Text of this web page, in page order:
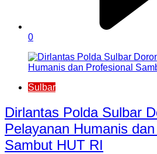
0
Sulbar
Dirlantas Polda Sulbar
Pelayanan Humanis
Sambut HUT RI